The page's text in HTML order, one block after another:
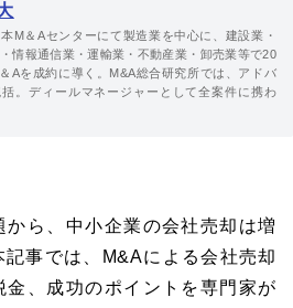
M＆Aセンターにて製造業を中心に、建設業・
情報通信業・運輸業・不動産業・卸売業等で20
Aを成約に導く。M&A総合研究所では、アドバ
括。ディールマネージャーとして全案件に携わ
ら、中小企業の会社売却は増
事では、M&Aによる会社売却
金、成功のポイントを専門家が